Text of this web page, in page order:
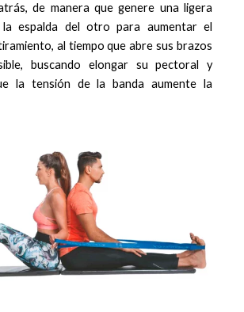
de manera que genere una ligera
espalda del otro para aumentar el
al tiempo que abre sus brazos
buscando elongar su pectoral y
la tensión de la banda aumente la